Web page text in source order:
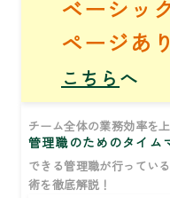
ベーシッ
ページあり
こちら へ
チーム全体の業務効率を
管理職のためのタイム
できる管理職が行ってい
術を徹底解説！